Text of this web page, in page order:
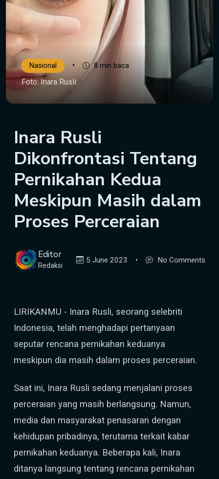
Nasional • 8 min baca
Foto: Inara Rusli
Inara Rusli
Dikonfrontasi Tentang
Pernikahan Kedua
Meskipun Masih dalam
Proses Perceraian
Editor
Redaksi
5 June 2023 • No Comments
LIRIKANMU - Inara Rusli, seorang selebriti
Indonesia, telah menghadapi pertanyaan
seputar rencana pernikahan keduanya
meskipun dia masih dalam proses perceraian.
Saat ini, Inara Rusli sedang menjalani proses
perceraian yang masih berlangsung. Namun,
media dan masyarakat penasaran dengan
kehidupan pribadinya, terutama terkait kabar
pernikahan keduanya. Beberapa kali, Inara
ditanya langsung tentang rencana pernikahan